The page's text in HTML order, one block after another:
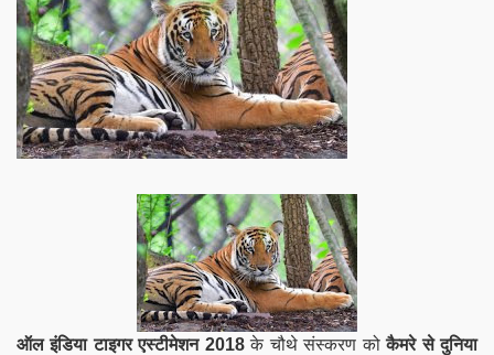
ऑल इंडिया टाइगर एस्टीमेशन 2018के चौथे संस्करण कोकैमरे से दुनिया